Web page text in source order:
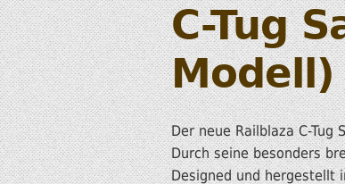
C-Tug
Modell)
Der neue Railblaza C-
Durch seine besonders
Designed und hergestellt